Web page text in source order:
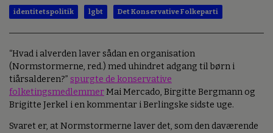
identitetspolitik lgbt Det Konservative Folkeparti
“Hvad i alverden laver sådan en organisation
(Normstormerne, red.) med uhindret adgang til børn i
tiårsalderen?” spurgte de konservative
folketingsmedlemmerMai Mercado, Birgitte Bergmann og
Brigitte Jerkel i en kommentar i Berlingske sidste uge.
Svaret er, at Normstormerne laver det, som den daværende